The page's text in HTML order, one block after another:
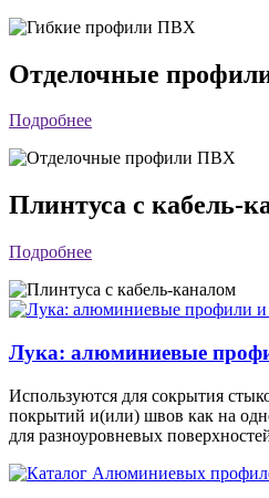
Отделочные
Подробнее
Плинтуса с кабель-
Подробнее
Лука: алюминиевые
Используются для сокрытия
покрытий и(или) швов как на
для разноуровневых